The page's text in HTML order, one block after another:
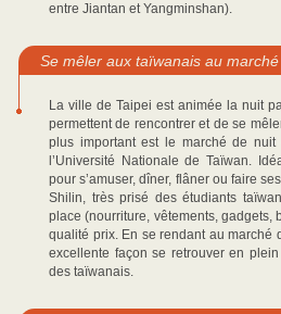
entre Jiantan et Yangminshan).
Se mêler aux taïwanais au
La ville de Taipei est animée la nuit
permettent de rencontrer et de se
plus important est le marché de
l’Université Nationale de Taïwan.
pour s’amuser, dîner, flâner ou faire
Shilin, très prisé des étudiants
place (nourriture, vêtements, gadgets,
qualité prix. En se rendant au marché
excellente façon se retrouver en
des taïwanais.